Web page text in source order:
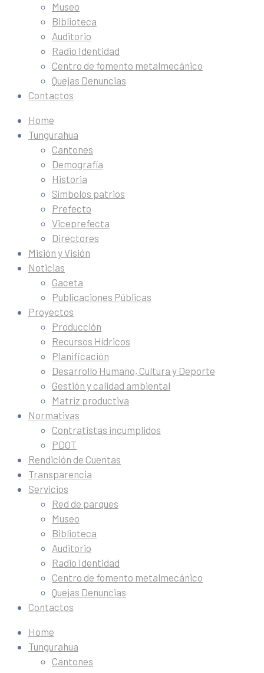
Museo
Biblioteca
Auditorio
Radio Identidad
Centro de fomento metalmecánico
Quejas Denuncias
Contactos
Home
Tungurahua
Cantones
Demografía
Historia
Símbolos patrios
Prefecto
Viceprefecta
Directores
Misión y Visión
Noticias
Gaceta
Publicaciones Públicas
Proyectos
Producción
Recursos Hídricos
Planificación
Desarrollo Humano, Cultura y Deporte
Gestión y calidad ambiental
Matriz productiva
Normativas
Contratistas incumplidos
PDOT
Rendición de Cuentas
Transparencia
Servicios
Red de parques
Museo
Biblioteca
Auditorio
Radio Identidad
Centro de fomento metalmecánico
Quejas Denuncias
Contactos
Home
Tungurahua
Cantones